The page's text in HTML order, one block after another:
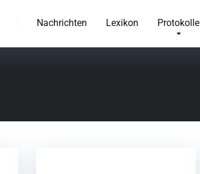
Nachrichten Lexikon Protokolle